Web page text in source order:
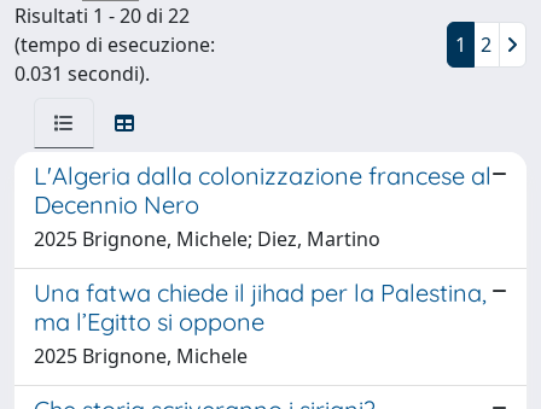
Risultati 1 - 20 di 22
(tempo di esecuzione:
0.031 secondi).
1 2
L'Algeria dalla colonizzazione francese al
Decennio Nero
2025 Brignone, Michele; Diez, Martino
Una fatwa chiede il jihad per la Palestina,
ma l’Egitto si oppone
2025 Brignone, Michele